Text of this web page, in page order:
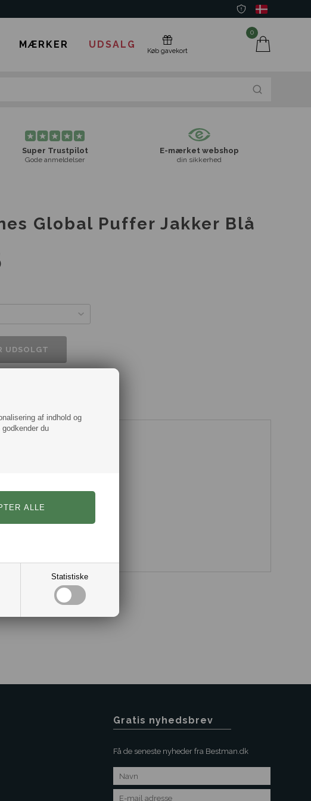
af indhold og
du
Statistiske
MÆRKER UDSALG
0
Køb gavekort
Super Trustpilot
Gode anmeldelser
E-mærket webshop
din sikkerhed
Global Puffer Jakker Blå
polyester (Genanvendt)
Gratis nyhedsbrev
Få de seneste nyheder fra Bestman.dk